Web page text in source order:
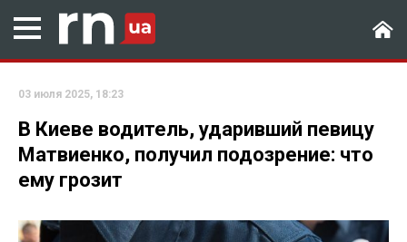
03 июля 2025, 18:23
В Киеве водитель, ударивший певицу
Матвиенко, получил подозрение: что
ему грозит